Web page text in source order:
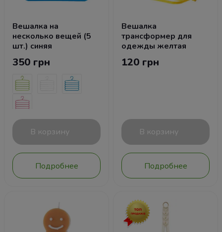
Вешалка на
несколько вещей (5
шт.) синяя
350 грн
В корзину
Подробнее
Вешалка
трансформер для
одежды желтая
120 грн
В корзину
Подробнее